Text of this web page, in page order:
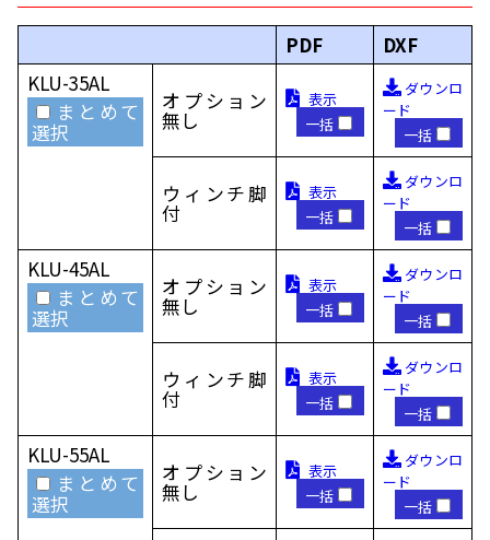
PDF
DXF
KLU-35AL
まとめて
選択
オプション
無し
表示
一括
ダウンロ
ード
一括
ウィンチ脚
付
表示
一括
ダウンロ
ード
一括
KLU-45AL
まとめて
選択
オプション
無し
表示
一括
ダウンロ
ード
一括
ウィンチ脚
付
表示
一括
ダウンロ
ード
一括
KLU-55AL
まとめて
選択
オプション
無し
表示
一括
ダウンロ
ード
一括